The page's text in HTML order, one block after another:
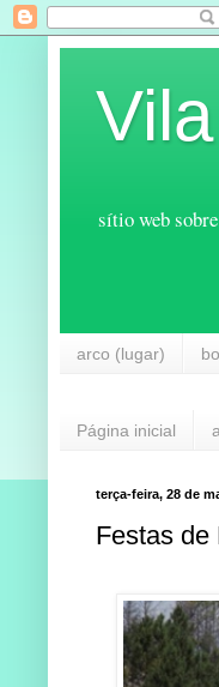
sítio web
arco (lugar)
Página inicial
terça-feira, 28 de
Festas de